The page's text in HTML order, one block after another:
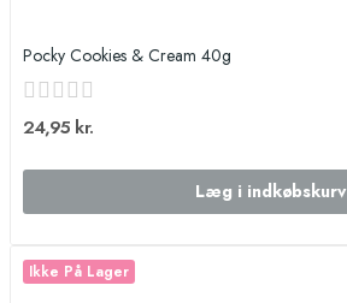
Pocky Cookies & Cream 40g
24,95 kr.
Læg i indkøbskurv
Ikke På Lager